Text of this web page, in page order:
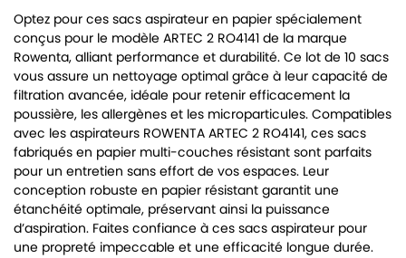
Optez pour ces sacs aspirateur en papier spécialement
conçus pour le modèle ARTEC 2 RO4141 de la marque
Rowenta, alliant performance et durabilité. Ce lot de 10 sacs
vous assure un nettoyage optimal grâce à leur capacité de
filtration avancée, idéale pour retenir efficacement la
poussière, les allergènes et les microparticules. Compatibles
avec les aspirateurs ROWENTA ARTEC 2 RO4141, ces sacs
fabriqués en papier multi-couches résistant sont parfaits
pour un entretien sans effort de vos espaces. Leur
conception robuste en papier résistant garantit une
étanchéité optimale, préservant ainsi la puissance
d’aspiration. Faites confiance à ces sacs aspirateur pour
une propreté impeccable et une efficacité longue durée.